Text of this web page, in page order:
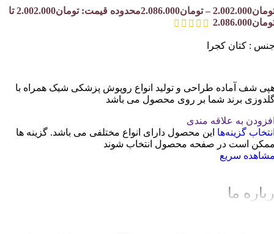
2.002.000
– تومان2.086.000
محدوده قیمت: تومان2.002.000 تا
: کتان کجرا
شف آماده طراحی و تولید انواع روپوش پزشکی شیک همراه با
برند شما بر روی محصول می باشد
به علاقه مندی
گزینه‌ها این محصول دارای انواع مختلفی می باشد. گزینه ها
است در صفحه محصول انتخاب شوند
سریع
ما